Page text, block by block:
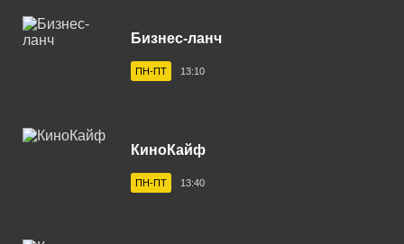
Верхняя Салда 102.6 FM
Владимир 102.9 FM
Волгоград 100.6 FM
Волгодонск 100.3 FM
Бизнес-ланч
ПН-ПТ 13:10
КиноКайф
ПН-ПТ 13:40